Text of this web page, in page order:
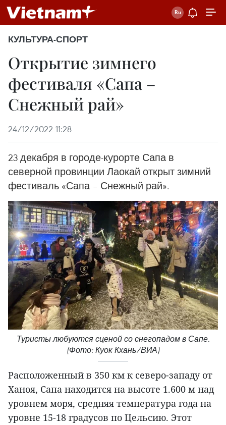
КУЛЬТУРА-СПОРТ
Открытие зимнего
фестиваля «Сапа –
Снежный рай»
24/12/2022 11:28
23 декабря в городе-курорте Сапа в
северной провинции Лаокай открыт зимний
фестиваль «Сапа – Снежный рай».
Туристы любуются сценой со снегопадом в Сапе.
(Фото: Куок Кхань/ВИА)
Расположенный в 350 км к северо-западу от
Ханоя, Сапа находится на высоте 1.600 м над
уровнем моря, средняя температура года на
уровне 15-18 градусов по Цельсию. Этот